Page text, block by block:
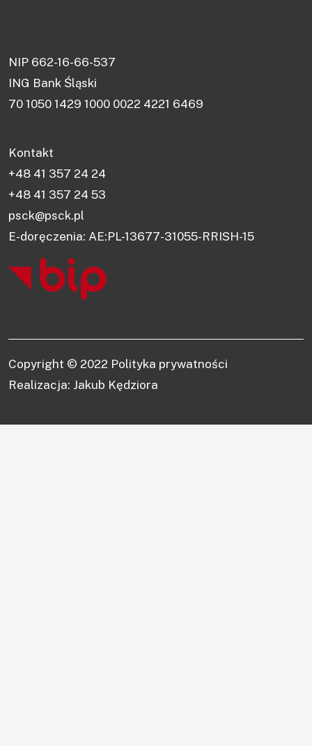
NIP 662-16-66-537
ING Bank Śląski
70 1050 1429 1000 0022 4221 6469
Kontakt
+48 41 357 24 24
+48 41 357 24 53
psck@psck.pl
E-doręczenia: AE:PL-13677-31055-RRISH-15
Copyright © 2022 Polityka prywatności
Realizacja: Jakub Kędziora